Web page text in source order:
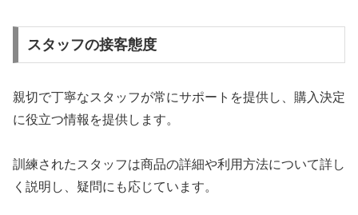
スタッフの接客態度
親切で丁寧なスタッフが常にサポートを提供し、購入決定
に役立つ情報を提供します。
訓練されたスタッフは商品の詳細や利用方法について詳し
く説明し、疑問にも応じています。